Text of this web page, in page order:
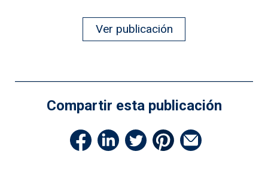
Ver publicación
Compartir esta publicación